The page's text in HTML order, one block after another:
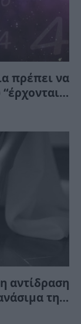
πρέπει να
αντίδραση
τη
μου…»